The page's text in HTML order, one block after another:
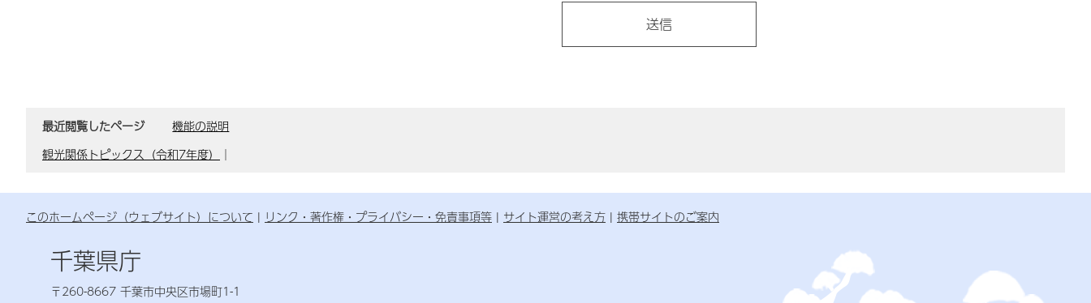
最近閲覧したページ
機能の説明
観光関係トピックス（令和7年度）
｜
このホームページ（ウェブサイト）について リンク・著作権・プライバシー・免責事項等 サイト運営の考え方 携帯サイトのご案内
千葉県庁
〒260-8667 千葉市中央区市場町1-1